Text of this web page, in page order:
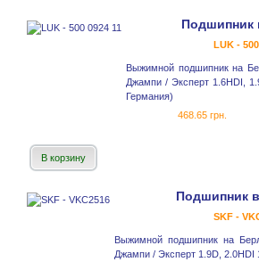
Подшипник
LUK -
Выжимной подшипник на
Джампи / Эксперт 1.6HDI,
Германия)
468.65 грн.
В корзину
Подшипник
SKF -
Выжимной подшипник на
Джампи / Эксперт 1.9D, 2.0HDI